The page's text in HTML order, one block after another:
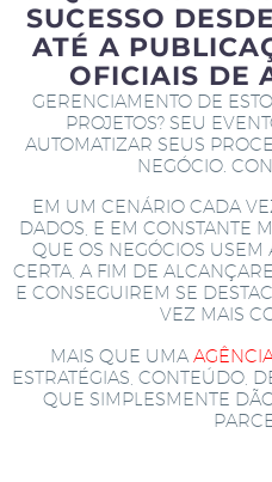
SUCESSO
ATÉ A
OFICIAIS DE
GERENCIAMENTO DE
PROJETOS? SEU
AUTOMATIZAR SEUS
NEGÓCIO.
EM UM CENÁRIO CADA
DADOS, E EM CONSTANTE
QUE OS NEGÓCIOS USEM
CERTA, A FIM DE
E CONSEGUIREM SE
VEZ MAIS
MAIS QUE UMA
ESTRATÉGIAS, CONTEÚDO,
QUE SIMPLESMENTE